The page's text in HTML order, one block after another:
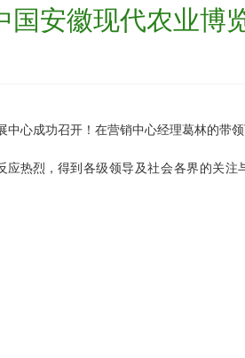
安徽现代农业博
中心成功召开！在营销中心经理葛林的带领
应热烈， 得到 各级领导及社会各界的关注